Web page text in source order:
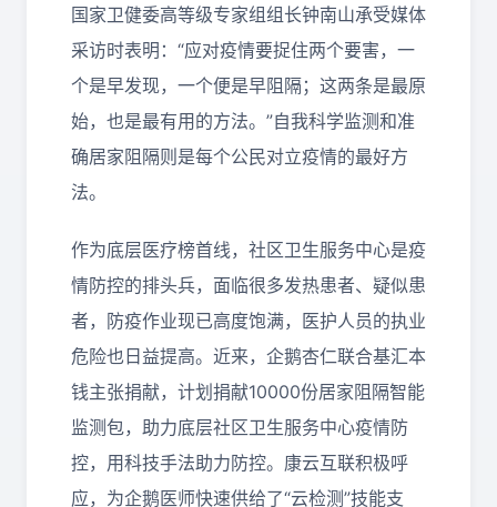
国家卫健委高等级专家组组长钟南山承受媒体
采访时表明：“应对疫情要捉住两个要害，一
个是早发现，一个便是早阻隔；这两条是最原
始，也是最有用的方法。”自我科学监测和准
确居家阻隔则是每个公民对立疫情的最好方
法。
作为底层医疗榜首线，社区卫生服务中心是疫
情防控的排头兵，面临很多发热患者、疑似患
者，防疫作业现已高度饱满，医护人员的执业
危险也日益提高。近来，企鹅杏仁联合基汇本
钱主张捐献，计划捐献10000份居家阻隔智能
监测包，助力底层社区卫生服务中心疫情防
控，用科技手法助力防控。康云互联积极呼
应，为企鹅医师快速供给了“云检测”技能支